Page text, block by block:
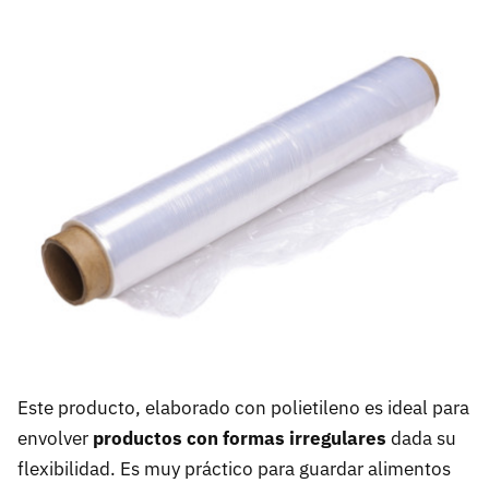
Este producto, elaborado con polietileno es ideal para
envolver productos con formas irregulares dada su
flexibilidad. Es muy práctico para guardar alimentos